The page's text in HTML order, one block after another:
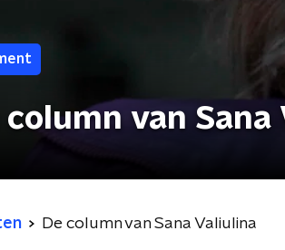
column van Sana
De column van Sana Valiulina